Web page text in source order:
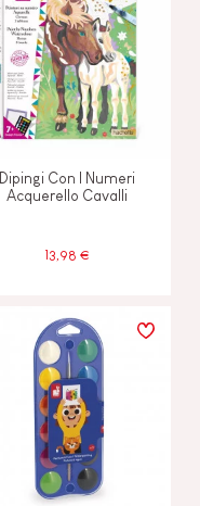
Dipingi Con I Numeri
Acquerello Cavalli
13,98 €